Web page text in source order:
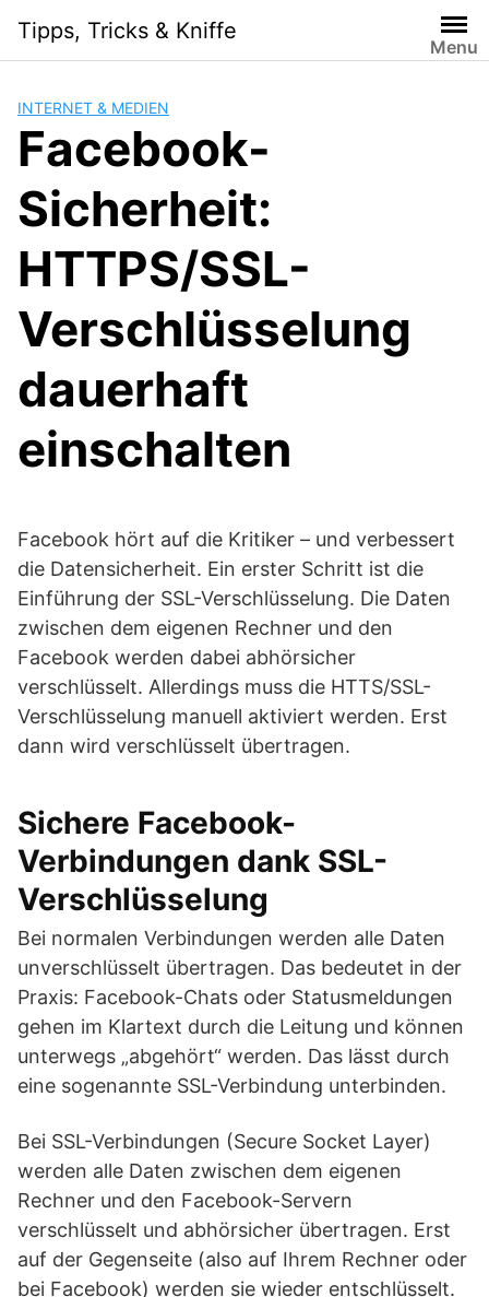
content
Tipps, Tricks & Kniffe
Menu
INTERNET & MEDIEN
Facebook-
Sicherheit:
HTTPS/SSL-
Verschlüsselung
dauerhaft
einschalten
Facebook hört auf die Kritiker – und verbessert
die Datensicherheit. Ein erster Schritt ist die
Einführung der SSL-Verschlüsselung. Die Daten
zwischen dem eigenen Rechner und den
Facebook werden dabei abhörsicher
verschlüsselt. Allerdings muss die HTTS/SSL-
Verschlüsselung manuell aktiviert werden. Erst
dann wird verschlüsselt übertragen.
Sichere Facebook-
Verbindungen dank SSL-
Verschlüsselung
Bei normalen Verbindungen werden alle Daten
unverschlüsselt übertragen. Das bedeutet in der
Praxis: Facebook-Chats oder Statusmeldungen
gehen im Klartext durch die Leitung und können
unterwegs „abgehört“ werden. Das lässt durch
eine sogenannte SSL-Verbindung unterbinden.
Bei SSL-Verbindungen (Secure Socket Layer)
werden alle Daten zwischen dem eigenen
Rechner und den Facebook-Servern
verschlüsselt und abhörsicher übertragen. Erst
auf der Gegenseite (also auf Ihrem Rechner oder
bei Facebook) werden sie wieder entschlüsselt.